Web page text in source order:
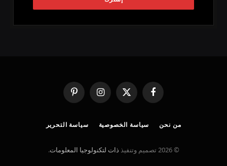
فيسبوك
X
(Twitter)
الانستغرامبينتيريست
من نحن سياسة الخصوصية سياسة التحرير
© 2026 تصميم وتنفيذ ذات لتكنولوجيا المعلومات.